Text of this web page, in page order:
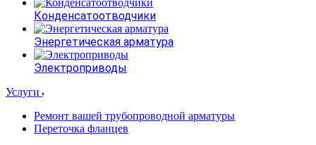
Конденсатоотводчики
Энергетическая арматура
Электроприводы
Услуги
Ремонт вашей трубопроводной арматуры
Переточка фланцев